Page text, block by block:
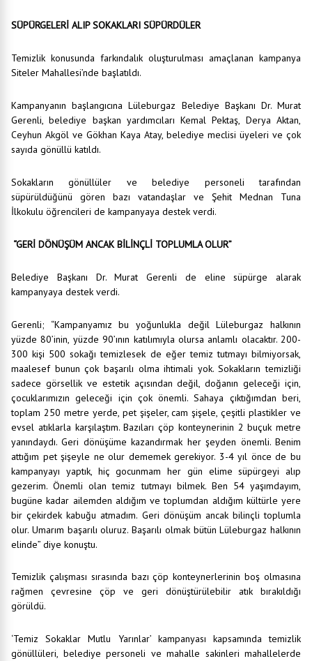
SÜPÜRGELERİ ALIP SOKAKLARI SÜPÜRDÜLER
Temizlik konusunda farkındalık oluşturulması amaçlanan kampanya
Siteler Mahallesi’nde başlatıldı.
Kampanyanın başlangıcına Lüleburgaz Belediye Başkanı Dr. Murat
Gerenli, belediye başkan yardımcıları Kemal Pektaş, Derya Aktan,
Ceyhun Akgöl ve Gökhan Kaya Atay, belediye meclisi üyeleri ve çok
sayıda gönüllü katıldı.
Sokakların gönüllüler ve belediye personeli tarafından
süpürüldüğünü gören bazı vatandaşlar ve Şehit Mednan Tuna
İlkokulu öğrencileri de kampanyaya destek verdi.
“GERİ DÖNÜŞÜM ANCAK BİLİNÇLİ TOPLUMLA OLUR”
Belediye Başkanı Dr. Murat Gerenli de eline süpürge alarak
kampanyaya destek verdi.
Gerenli; “Kampanyamız bu yoğunlukla değil Lüleburgaz halkının
yüzde 80’inin, yüzde 90’ının katılımıyla olursa anlamlı olacaktır. 200-
300 kişi 500 sokağı temizlesek de eğer temiz tutmayı bilmiyorsak,
maalesef bunun çok başarılı olma ihtimali yok. Sokakların temizliği
sadece görsellik ve estetik açısından değil, doğanın geleceği için,
çocuklarımızın geleceği için çok önemli. Sahaya çıktığımdan beri,
toplam 250 metre yerde, pet şişeler, cam şişele, çeşitli plastikler ve
evsel atıklarla karşılaştım. Bazıları çöp konteynerinin 2 buçuk metre
yanındaydı. Geri dönüşüme kazandırmak her şeyden önemli. Benim
attığım pet şişeyle ne olur dememek gerekiyor. 3-4 yıl önce de bu
kampanyayı yaptık, hiç gocunmam her gün elime süpürgeyi alıp
gezerim. Önemli olan temiz tutmayı bilmek. Ben 54 yaşımdayım,
bugüne kadar ailemden aldığım ve toplumdan aldığım kültürle yere
bir çekirdek kabuğu atmadım. Geri dönüşüm ancak bilinçli toplumla
olur. Umarım başarılı oluruz. Başarılı olmak bütün Lüleburgaz halkının
elinde” diye konuştu.
Temizlik çalışması sırasında bazı çöp konteynerlerinin boş olmasına
rağmen çevresine çöp ve geri dönüştürülebilir atık bırakıldığı
görüldü.
‘Temiz Sokaklar Mutlu Yarınlar’ kampanyası kapsamında temizlik
gönüllüleri, belediye personeli ve mahalle sakinleri mahallelerde